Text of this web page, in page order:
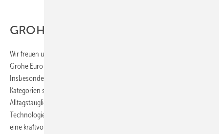
GROHE
Wir freuen uns sehr über das herausragende Abschneiden unseres
Grohe Euro Keramik WCs im ausführlichen SBZ-Praxistest.
Insbesondere die sehr guten Ergebnisse in den praxisrelevanten
Kategorien sind ein klares Zeichen dafür, dass Innovation und
Alltagstauglichkeit bei uns Hand in Hand gehen. Die Triple-Vortex-
Technologie sorgt mit drei Wasserzuläufen in unserer Euro Keramik für
eine kraftvolle, rückstandsfreie Spülung. Zusammen mit dem